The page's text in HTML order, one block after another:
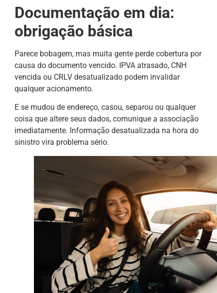
Documentação em dia:
obrigação básica
Parece bobagem, mas muita gente perde cobertura por
causa do documento vencido. IPVA atrasado, CNH
vencida ou CRLV desatualizado podem invalidar
qualquer acionamento.
E se mudou de endereço, casou, separou ou qualquer
coisa que altere seus dados, comunique a associação
imediatamente. Informação desatualizada na hora do
sinistro vira problema sério.